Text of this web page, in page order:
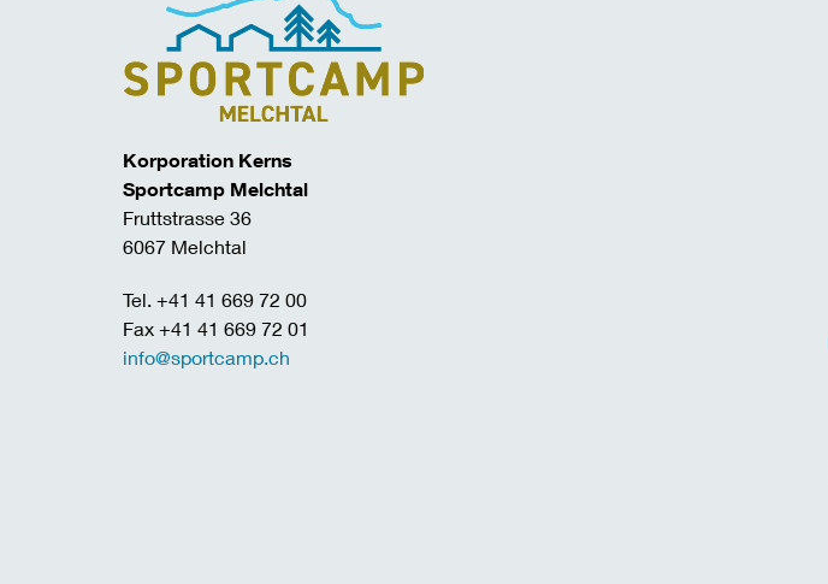
Korporation Kerns
Sportcamp Melchtal
Fruttstrasse 36
6067 Melchtal
Tel. +41 41 669 72 00
Fax +41 41 669 72 01
info@sportcamp.ch